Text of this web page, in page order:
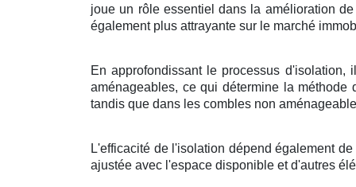
joue un rôle essentiel dans la amélioration
également plus attrayante sur le marché
En approfondissant le processus
aménageables, ce qui détermine la
tandis que dans les combles non
L'efficacité de l'isolation dépend également
ajustée avec l'espace disponible et d'autres